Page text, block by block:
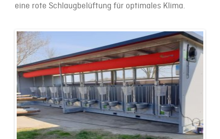
eine rote Schlaugbelüftung für optimales Klima.